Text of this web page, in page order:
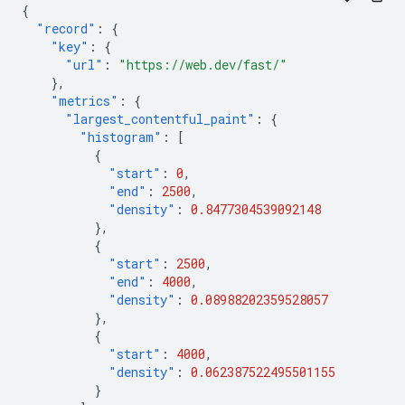
{
"record" :
{
"key" :
{
"url" :
"https://web.dev/fast/"
},
"metrics" :
{
"largest_contentful_paint" :
{
"histogram" :
[
{
"start" : 0,
"end" : 2500,
"density" : 0.8477304539092148
},
{
"start" : 2500,
"end" : 4000,
"density" : 0.08988202359528057
},
{
"start" : 4000,
"density" : 0.062387522495501155
}